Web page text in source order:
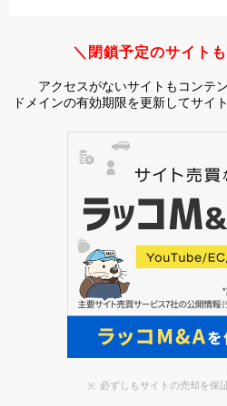
＼閉鎖予定のサイト
アクセスがないサイトもコンテ
ドメインの有効期限を更新してサイ
必ずしもサイトの売却を保